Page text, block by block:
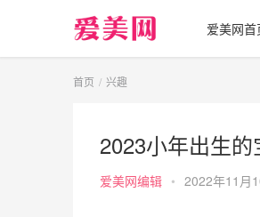
爱美网首
首页 兴趣
2023小年出生
爱美网编辑 • 2022年11月